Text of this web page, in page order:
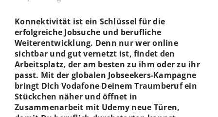
Konnektivität ist ein Schlüssel für die
erfolgreiche Jobsuche und berufliche
Weiterentwicklung. Denn nur wer online
sichtbar und gut vernetzt ist, findet den
Arbeitsplatz, der am besten zu ihm oder zu ihr
passt. Mit der globalen Jobseekers-Kampagne
bringt Dich Vodafone Deinem Traumberuf ein
Stückchen näher und öffnet in
Zusammenarbeit mit Udemy neue Türen,